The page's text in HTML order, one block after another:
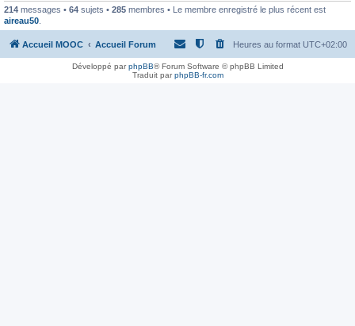
214 messages • 64 sujets • 285 membres • Le membre enregistré le plus récent est
aireau50
Accueil MOOC Accueil Forum Heures au format UTC+02:00
Développé parphpBB® Forum Software © phpBB Limited
Traduit parphpBB-fr.com